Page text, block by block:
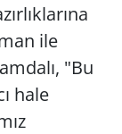
ile
"Bu
hale